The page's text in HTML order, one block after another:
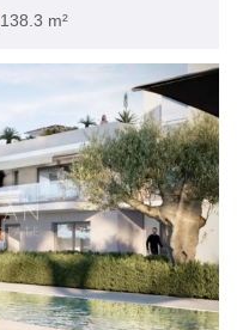
138.3 m²